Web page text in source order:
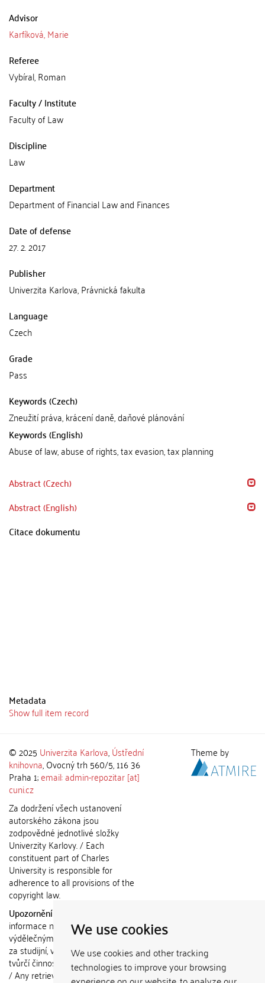
We use cookies
We use cookies and other tracking
technologies to improve your browsing
Advisor
Karfíková, Marie
Referee
Vybíral, Roman
Faculty / Institute
Faculty of Law
Discipline
Law
Department
Department of Financial Law and Finances
Date of defense
27. 2. 2017
Publisher
Univerzita Karlova, Právnická fakulta
Language
Czech
Grade
Pass
Keywords (Czech)
Zneužití práva, krácení daně, daňové plánování
Keywords (English)
Abuse of law, abuse of rights, tax evasion, tax planning
Abstract (Czech)
Abstract (English)
Citace dokumentu
Metadata
Show full item record
© 2025 Univerzita Karlova,Ústřední
knihovna, Ovocný trh 560/5, 116 36
Praha 1;email: admin-repozitar [at]
cuni.cz
Za dodržení všech ustanovení
autorského zákona jsou
zodpovědné jednotlivé složky
Univerzity Karlovy. / Each
constituent part of Charles
University is responsible for
adherence to all provisions of the
copyright law.
Upozornění / Notice:
informace nemohou být použity k
výdělečným účelům nebo vydávány
za studijní, vědeckou nebo jinou
tvůrčí činnost jiné osoby než autora.
/ Any retrieved information shall not
Theme by